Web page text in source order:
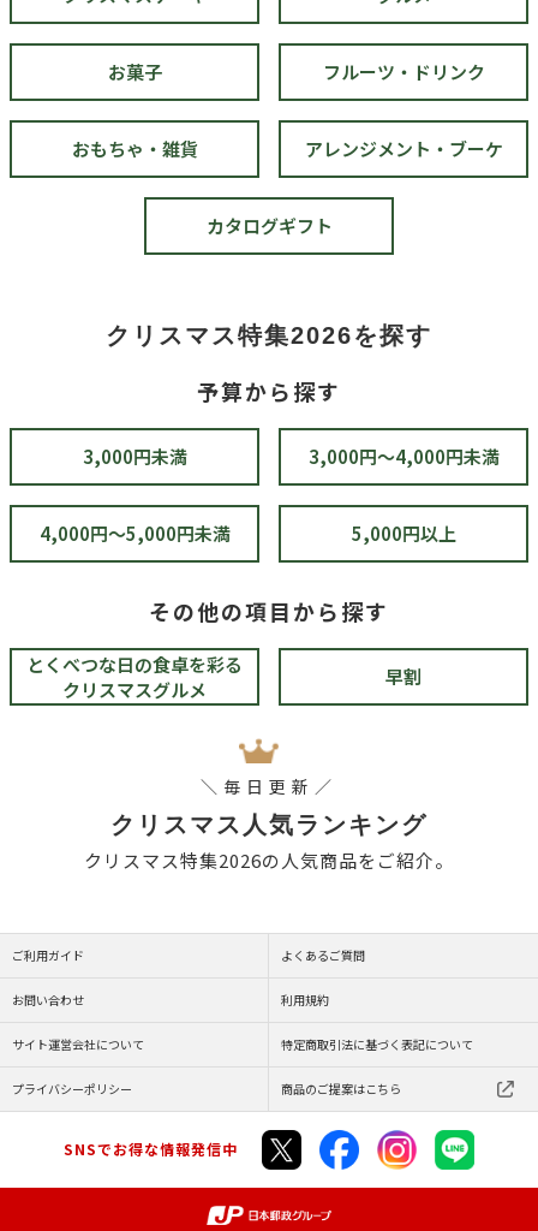
お菓子 フルーツ・ドリンク
おもちゃ・雑貨 アレンジメント・ブーケ
カタログギフト
クリスマス特集2026を探す
予算から探す
3,000円未満 3,000円～4,000円未満
4,000円～5,000円未満 5,000円以上
その他の項目から探す
とくべつな日の食卓を彩る
クリスマスグルメ
早割
＼毎日更新／
クリスマス人気ランキング
クリスマス特集2026の人気商品をご紹介。
ご利用ガイド よくあるご質問
お問い合わせ 利用規約
サイト運営会社について 特定商取引法に基づく表記について
プライバシーポリシー 商品のご提案はこちら
SNSでお得な情報発信中